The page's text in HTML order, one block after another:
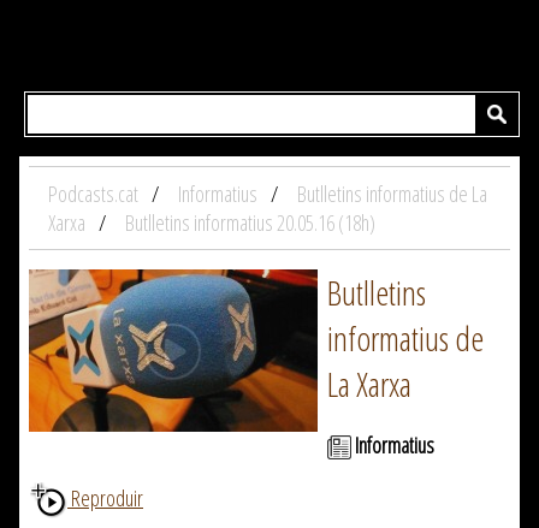
Podcasts.cat Informatius
Butlletins informatius de La
Xarxa
Butlletins informatius 20.05.16 (18h)
Butlletins
informatius de
La Xarxa
Informatius
Reproduir